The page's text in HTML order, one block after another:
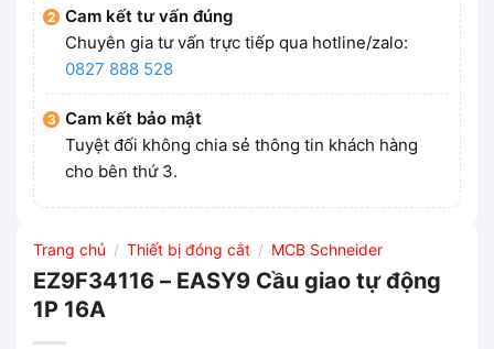
Cam kết tư vấn đúng
Chuyên gia tư vấn trực tiếp qua hotline/zalo:
0827 888 528
Cam kết bảo mật
Tuyệt đối không chia sẻ thông tin khách hàng
cho bên thứ 3.
Trang chủ / Thiết bị đóng cắt / MCB Schneider
EZ9F34116 – EASY9 Cầu giao tự động
1P 16A